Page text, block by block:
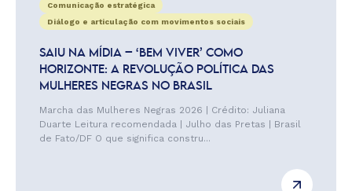
Comunicação estratégica
Diálogo e articulação com movimentos sociais
SAIU NA MÍDIA – ‘BEM VIVER’ COMO
HORIZONTE: A REVOLUÇÃO POLÍTICA DAS
MULHERES NEGRAS NO BRASIL
Marcha das Mulheres Negras 2026 | Crédito: Juliana
Duarte Leitura recomendada | Julho das Pretas | Brasil
de Fato/DF O que significa constru...